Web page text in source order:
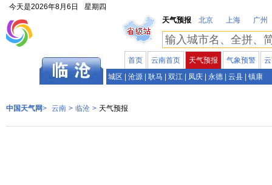
今天是2026年8月6日
星期四
天气预报
北京 上海 广州
首页 云南首页 天气预报 气象预警
城区
沧源 耿马 双江 凤庆 永德 云县 镇康
中国天气网> 云南 > 临沧 > 天气预报